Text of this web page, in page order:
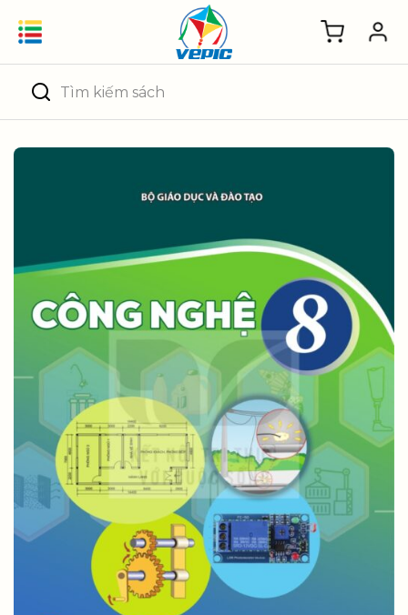
Tìm
kiếm: